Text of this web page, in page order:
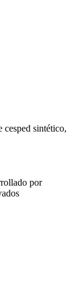
cesped sintético,
por